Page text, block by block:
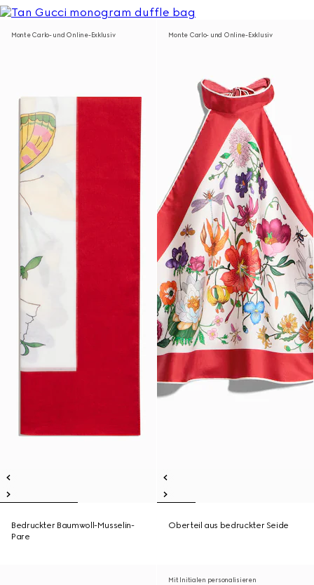
Monte Carlo- und Online-Exklusiv
Bedruckter Baumwoll-Musselin-
Pare
Monte Carlo- und Online-Exklusiv
Oberteil aus bedruckter Seide
Mit Initialen personalisieren